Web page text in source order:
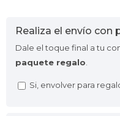
Realiza el envío con
Dale el toque final a tu
paquete regalo
Si, envolver para